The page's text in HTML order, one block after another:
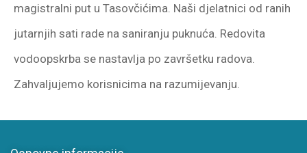
magistralni put u Tasovčićima. Naši djelatnici od ranih
jutarnjih sati rade na saniranju puknuća. Redovita
vodoopskrba se nastavlja po završetku radova.
Zahvaljujemo korisnicima na razumijevanju.